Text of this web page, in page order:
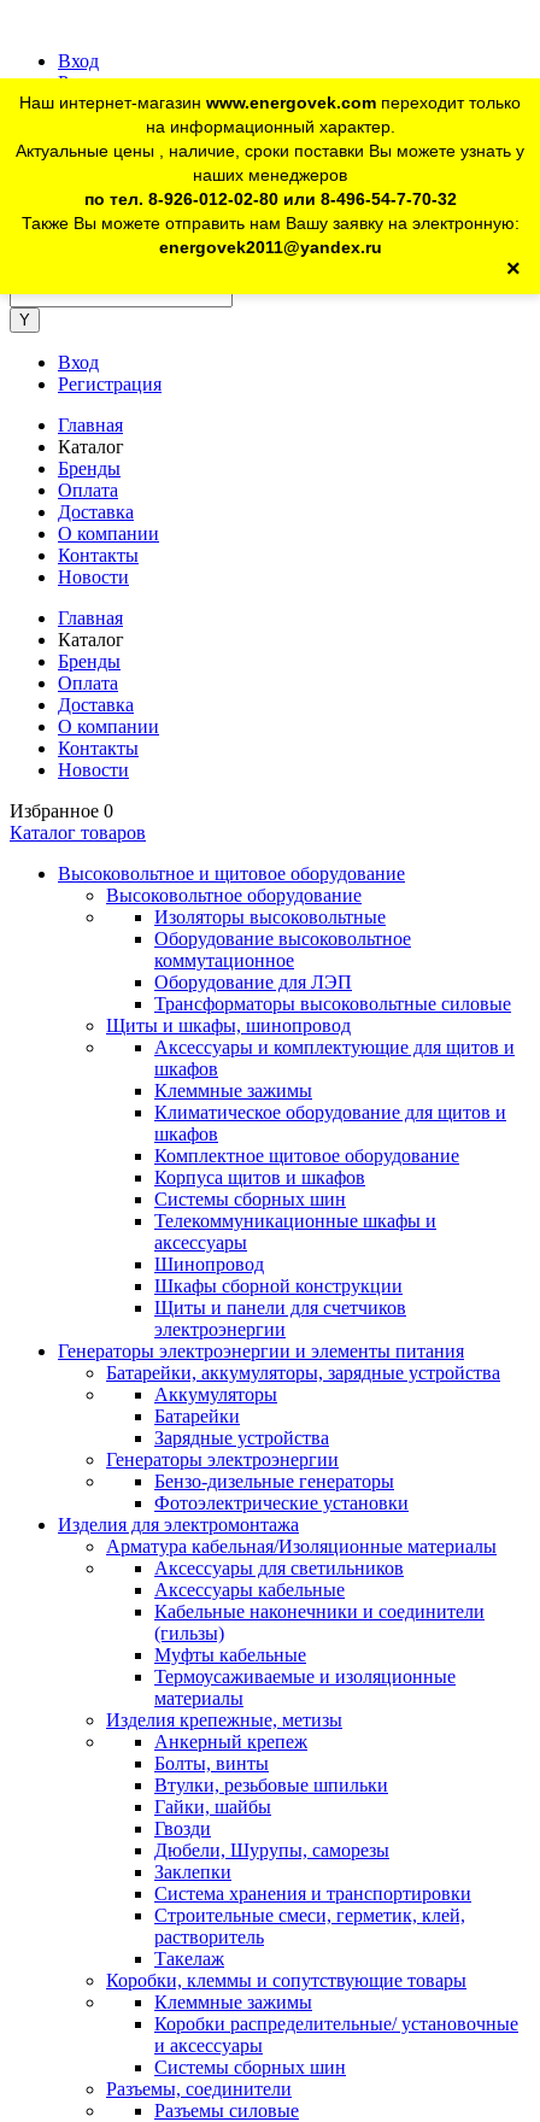
Вход
Регистрация
Для юр. лиц:+7 (926) 012-02-80
telegram Розничный магазин:+7 (925) 902-46-10
Наш интернет-магазин www.energovek.com переходит только
на информационный характер.
Актуальные цены , наличие, сроки поставки Вы можете узнать у
наших менеджеров
по тел. 8-926-012-02-80 или 8-496-54-7-70-32
Также Вы можете отправить нам Вашу заявку на электронную:
energovek2011@yandex.ru
×
Вход
Регистрация
Главная
Каталог
Бренды
Оплата
Доставка
О компании
Контакты
Новости
Главная
Каталог
Бренды
Оплата
Доставка
О компании
Контакты
Новости
Избранное 0
Каталог товаров
Высоковольтное и щитовое оборудование
Высоковольтное оборудование
Изоляторы высоковольтные
Оборудование высоковольтное
коммутационное
Оборудование для ЛЭП
Трансформаторы высоковольтные силовые
Щиты и шкафы, шинопровод
Аксессуары и комплектующие для щитов и
шкафов
Клеммные зажимы
Климатическое оборудование для щитов и
шкафов
Комплектное щитовое оборудование
Корпуса щитов и шкафов
Системы сборных шин
Телекоммуникационные шкафы и
аксессуары
Шинопровод
Шкафы сборной конструкции
Щиты и панели для счетчиков
электроэнергии
Генераторы электроэнергии и элементы питания
Батарейки, аккумуляторы, зарядные устройства
Аккумуляторы
Батарейки
Зарядные устройства
Генераторы электроэнергии
Бензо-дизельные генераторы
Фотоэлектрические установки
Изделия для электромонтажа
Арматура кабельная/Изоляционные материалы
Аксессуары для светильников
Аксессуары кабельные
Кабельные наконечники и соединители
(гильзы)
Муфты кабельные
Термоусаживаемые и изоляционные
материалы
Изделия крепежные, метизы
Анкерный крепеж
Болты, винты
Втулки, резьбовые шпильки
Гайки, шайбы
Гвозди
Дюбели, Шурупы, саморезы
Заклепки
Система хранения и транспортировки
Строительные смеси, герметик, клей,
растворитель
Такелаж
Коробки, клеммы и сопутствующие товары
Клеммные зажимы
Коробки распределительные/ установочные
и аксессуары
Системы сборных шин
Разъемы, соединители
Разъемы силовые